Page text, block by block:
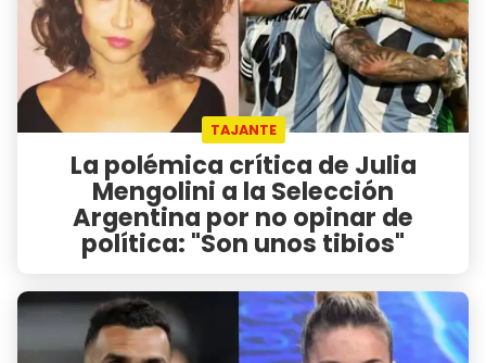
TAJANTE
La polémica crítica de Julia
Mengolini a la Selección
Argentina por no opinar de
política: "Son unos tibios"